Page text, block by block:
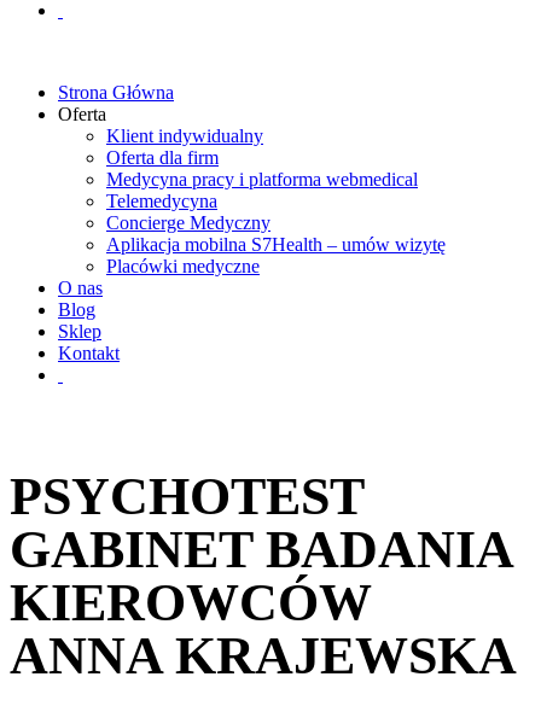
Strona Główna
Oferta
Klient indywidualny
Oferta dla firm
Medycyna pracy i platforma webmedical
Telemedycyna
Concierge Medyczny
Aplikacja mobilna S7Health – umów wizytę
Placówki medyczne
O nas
Blog
Sklep
Kontakt
PSYCHOTEST
GABINET BADANIA
KIEROWCÓW
ANNA KRAJEWSKA